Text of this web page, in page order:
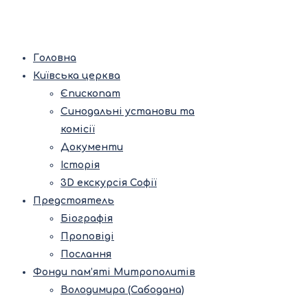
Головна
Київська церква
Єпископат
Синодальні установи та
комісії
Документи
Історія
3D екскурсія Софії
Предстоятель
Біографія
Проповіді
Послання
Фонди пам’яті Митрополитів
Володимира (Сабодана)